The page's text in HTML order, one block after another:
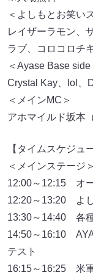
＜よしもとお笑い
レイザーラモン、
ラブ、コロコロチ
＜Ayase Base
Crystal Kay、lol、
＜メインMC＞
アホマイルド坂本
【タイムスケジュ
＜メインステージ＞
12:00～12:15 オ
12:20～13:20 よ
13:30～14:40 各
14:50～16:10
テスト
16:15～16:25 米